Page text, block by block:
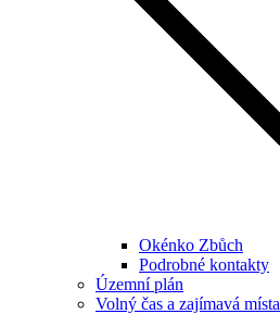
Okénko Zbůch
Podrobné kontakty
Územní plán
Volný čas a zajímavá místa